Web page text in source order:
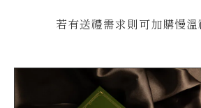
若有送禮需求則可加購慢溫